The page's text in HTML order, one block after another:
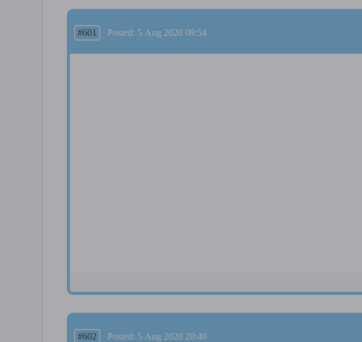
#601 Posted: 5 Aug 2020 09:54
#602 Posted: 5 Aug 2020 20:40